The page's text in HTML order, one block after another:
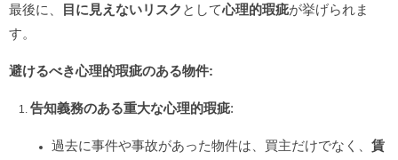
最後に、 目に見えないリスク として心理的瑕疵が挙げられま
す。
避けるべき心理的瑕疵のある物件:
告知義務のある重大な心理的瑕疵:
過去に事件や事故があった物件は、買主だけでなく、 賃